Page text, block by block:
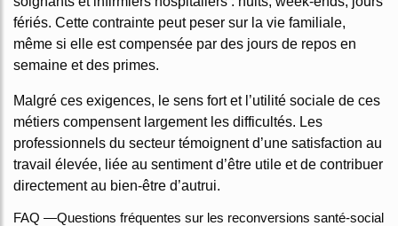
fériés. Cette contrainte peut peser sur la vie familiale,
même si elle est compensée par des jours de repos en
semaine et des primes.
Malgré ces exigences, le sens fort et l’utilité sociale de ces
métiers compensent largement les difficultés. Les
professionnels du secteur témoignent d’une satisfaction au
travail élevée, liée au sentiment d’être utile et de contribuer
directement au bien-être d’autrui.
FAQ —Questions fréquentes sur les reconversions santé-social